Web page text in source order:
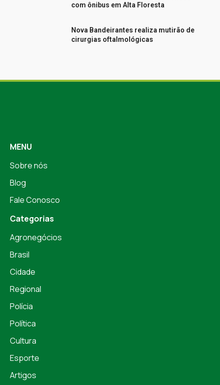
com ônibus em Alta Floresta
Nova Bandeirantes realiza mutirão de
cirurgias oftalmológicas
MENU
Sobre nós
Blog
Fale Conosco
Categorias
Agronegócios
Brasil
Cidade
Regional
Polícia
Política
Cultura
Esporte
Artigos